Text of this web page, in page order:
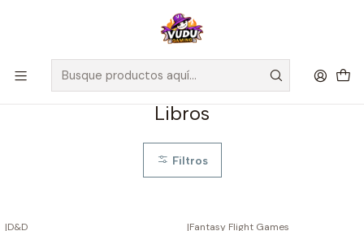
🚀 ¡Despachamos a todo Chile! Envío GRATIS a Regiones sobre
$100.000 y a RM sobre $35.000
Inicio Libros
Libros
Filtros
|D&D |Fantasy Flight Games